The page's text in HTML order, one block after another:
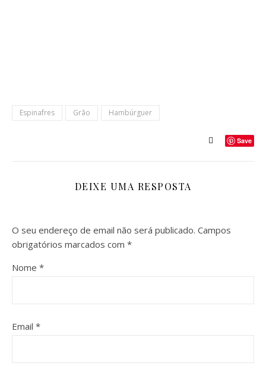
Espinafres Grão Hambúrguer
Save
DEIXE UMA RESPOSTA
O seu endereço de email não será publicado. Campos
obrigatórios marcados com *
Nome *
Email *